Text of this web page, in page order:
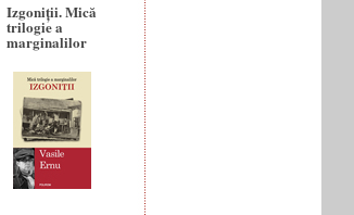
Izgoniții. Mică
trilogie a
marginalilor